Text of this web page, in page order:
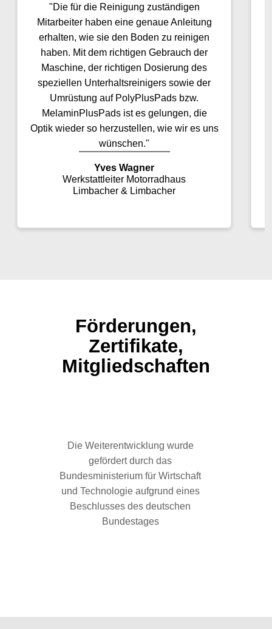
"Die für die Reinigung zuständigen
Mitarbeiter haben eine genaue Anleitung
erhalten, wie sie den Boden zu reinigen
haben. Mit dem richtigen Gebrauch der
Maschine, der richtigen Dosierung des
speziellen Unterhaltsreinigers sowie der
Umrüstung auf PolyPlusPads bzw.
MelaminPlusPads ist es gelungen, die
Optik wieder so herzustellen, wie wir es uns
wünschen."
Yves Wagner
Werkstattleiter Motorradhaus
Limbacher & Limbacher
Förderungen,
Zertifikate,
Mitgliedschaften
Die Weiterentwicklung wurde
gefördert durch das
Bundesministerium für Wirtschaft
und Technologie aufgrund eines
Beschlusses des deutschen
Bundestages